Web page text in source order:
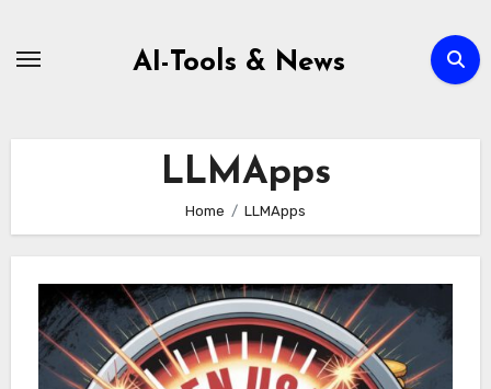
AI-Tools & News
LLMApps
Home LLMApps